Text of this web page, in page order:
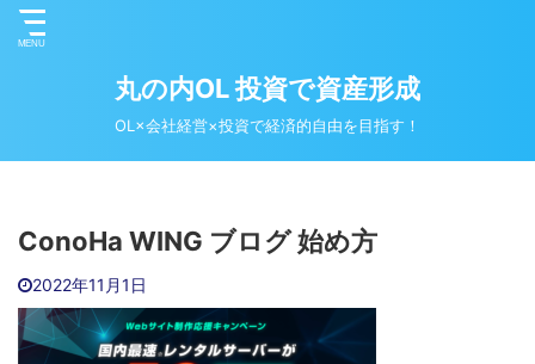
丸の内OL 投資で資産形成
OL×会社経営×投資で経済的自由を目指す！
‪ConoHa WING‬ ブログ 始め方
2022年11月1日